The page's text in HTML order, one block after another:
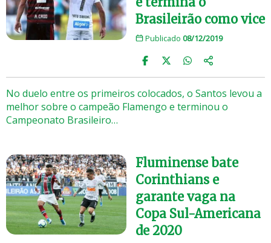
Brasileirão como vice
Publicado 08/12/2019
No duelo entre os primeiros colocados, o Santos levou a
melhor sobre o campeão Flamengo e terminou o
Campeonato Brasileiro…
Fluminense bate
Corinthians e
garante vaga na
Copa Sul-Americana
de 2020